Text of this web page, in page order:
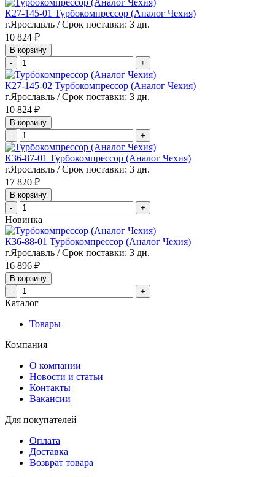
К27-145-01 Турбокомпрессор (Аналог Чехия)
г.Ярославль / Срок поставки: 3 дн.
10 824 ₽
В корзину
-
+
К27-145-02 Турбокомпрессор (Аналог Чехия)
г.Ярославль / Срок поставки: 3 дн.
10 824 ₽
В корзину
-
+
К36-87-01 Турбокомпрессор (Аналог Чехия)
г.Ярославль / Срок поставки: 3 дн.
17 820 ₽
В корзину
-
+
Новинка
К36-88-01 Турбокомпрессор (Аналог Чехия)
г.Ярославль / Срок поставки: 3 дн.
16 896 ₽
В корзину
-
+
Каталог
Товары
Компания
О компании
Новости и статьи
Контакты
Вакансии
Для покупателей
Оплата
Доставка
Возврат товара